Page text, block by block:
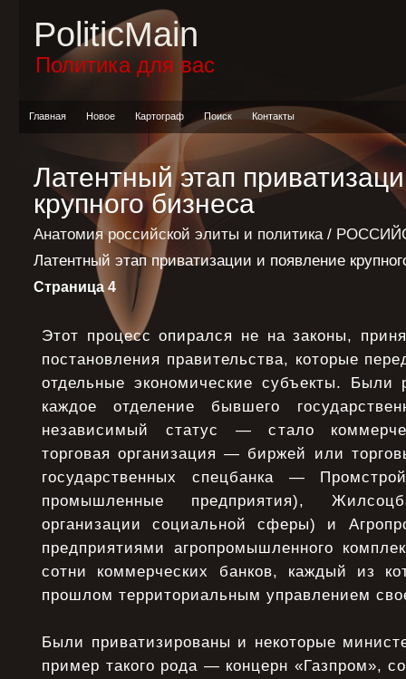
PoliticMain
Политика для вас
Главная Новое Картограф Поиск Контакты
Латентный этап
крупного бизнеса
Анатомия российской элиты и политика/
Латентный этап приватизации и появление
Страница 4
Этот процесс опирался не на законы,
постановления правительства, которые
отдельные экономические субъекты. Были
каждое отделение бывшего
независимый статус — стало
торговая организация — биржей или
государственных спецбанка —
промышленные предприятия),
организации социальной сферы) и
предприятиями агропромышленного
сотни коммерческих банков, каждый из
прошлом территориальным управлением
Были приватизированы и некоторые
пример такого рода — концерн «Газпром»,